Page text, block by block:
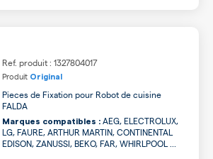
Ref. produit : 1327804017
Produit Original
Pieces de Fixation pour Robot de cuisine
FALDA
Marques compatibles : AEG, ELECTROLUX,
LG, FAURE, ARTHUR MARTIN, CONTINENTAL
EDISON, ZANUSSI, BEKO, FAR, WHIRLPOOL ...